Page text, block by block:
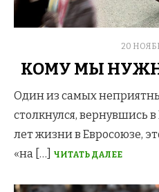
POSTED
20
КОМУ МЫ
Один из самых
столкнулся, вернувшись
лет жизни в Евросоюзе,
«на […]
ЧИТАТЬ ДАЛЕЕ